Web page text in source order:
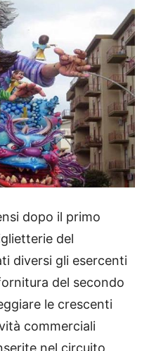
dopo il primo
del
diversi gli esercenti
del secondo
le crescenti
commerciali
nel circuito